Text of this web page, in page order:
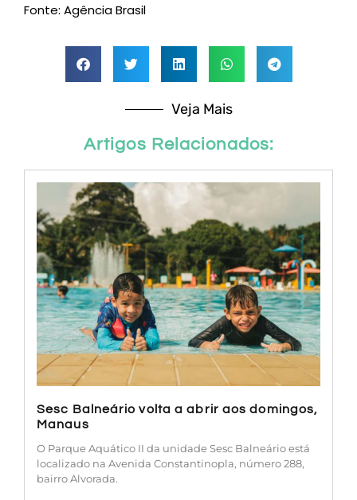
Fonte: Agência Brasil
Veja Mais
Artigos Relacionados:
Sesc Balneário volta a abrir aos domingos,
Manaus
O Parque Aquático II da unidade Sesc Balneário está
localizado na Avenida Constantinopla, número 288,
bairro Alvorada.